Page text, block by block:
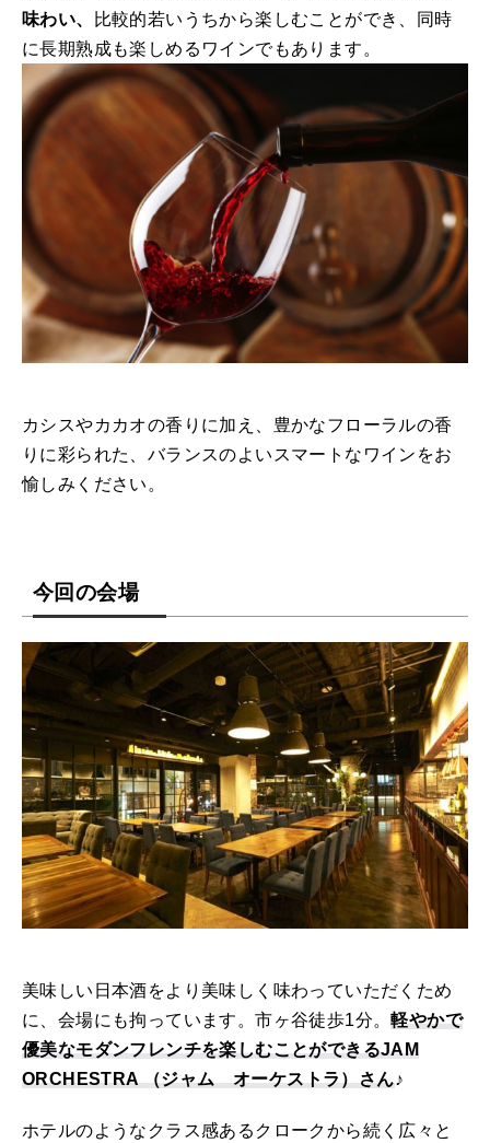
味わい、
比較的若いうちから楽しむことができ、同時
に長期熟成も楽しめるワインでもあります。
カシスやカカオの香りに加え、豊かなフローラルの香
りに彩られた、バランスのよいスマートなワインをお
愉しみください。
今回の会場
美味しい日本酒をより美味しく味わっていただくため
に、会場にも拘っています。市ヶ谷徒歩1分。軽やかで
優美なモダンフレンチを楽しむことができるJAM
ORCHESTRA （ジャム オーケストラ）さん♪
ホテルのようなクラス感あるクロークから続く広々と